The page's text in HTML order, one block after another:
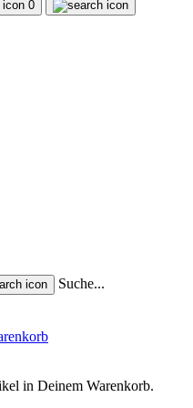
0
Suche...
in Deinem Warenkorb.